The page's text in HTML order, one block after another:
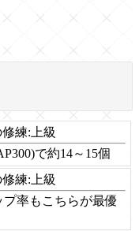
練:上級
で約14～15個
練:上級
率もこちらが最優